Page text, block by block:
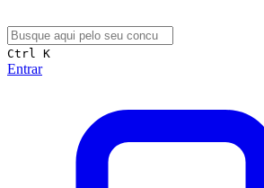
Ctrl K
Entrar